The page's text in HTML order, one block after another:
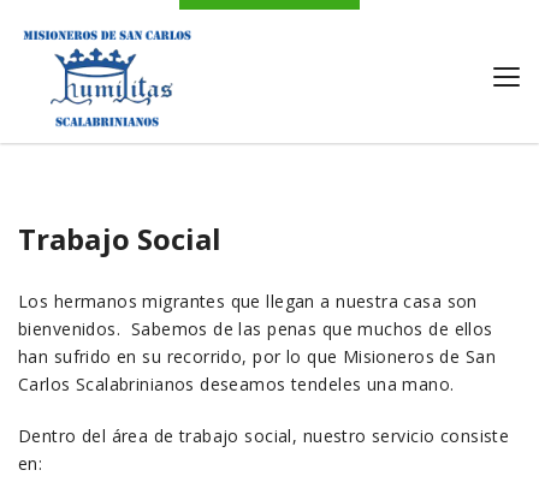
Trabajo Social
Trabajo Social
Los hermanos migrantes que llegan a nuestra casa son
bienvenidos. Sabemos de las penas que muchos de ellos
han sufrido en su recorrido, por lo que Misioneros de San
Carlos Scalabrinianos deseamos tendeles una mano.
Dentro del área de trabajo social, nuestro servicio consiste
en: